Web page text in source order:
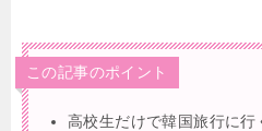
この記事のポイント
高校生だけで韓国旅行に